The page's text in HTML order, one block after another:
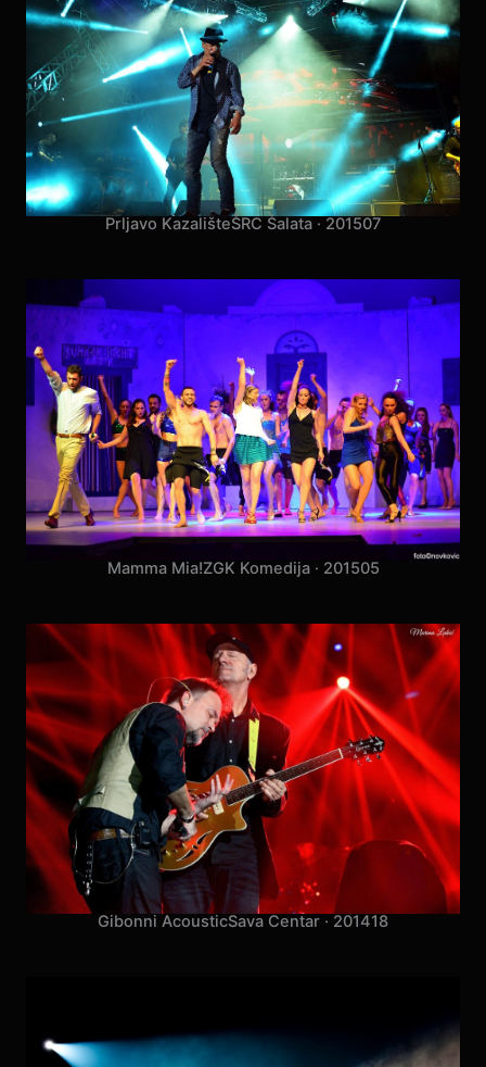
Legenda Ružice GradaZGK Komedija · 201513
Prljavo Kazalište 07
Mamma Mia!ZGK Komedija · 2015